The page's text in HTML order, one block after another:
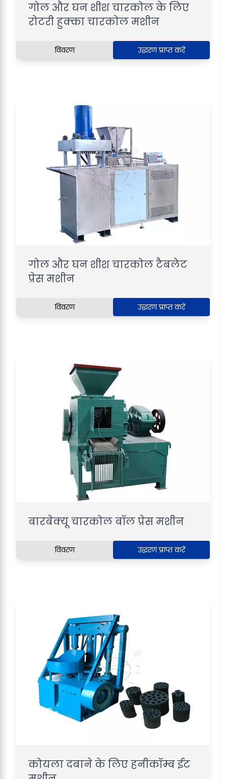
गोल और घन शीश चारकोल के लिए
रोटरी हुक्का चारकोल मशीन
विवरण उद्धरण प्राप्त करें
गोल और घन शीश चारकोल टैबलेट
प्रेस मशीन
विवरण उद्धरण प्राप्त करें
बारबेक्यू चारकोल बॉल प्रेस मशीन
विवरण उद्धरण प्राप्त करें
कोयला दबाने के लिए हनीकॉम्ब ईट